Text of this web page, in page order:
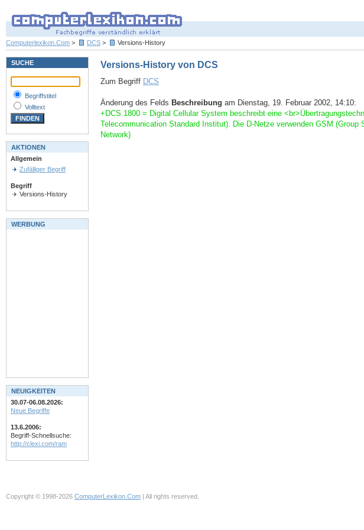
Computerlexikon.Com > DCS > Versions-History
Versions-History von DCS
Zum Begriff DCS
Änderung des Felds Beschreibung am Dienstag, 19. Februar 2002, 14:10:
+DCS 1800 = Digital Cellular System beschreibt eine
Telecommunication Standard Institut). Die D-Netze verwenden GSM
Network)
SUCHE
Begriffstitel
Volltext
AKTIONEN
Allgemein
Zufälliger Begriff
Begriff
Versions-History
WERBUNG
NEUIGKEITEN
30.07-06.08.2026:
Neue Begriffe
13.6.2006:
Begriff-Schnellsuche:
http://clexi.com/ram
Copyright © 1998-2026 ComputerLexikon.Com | All rights reserved.